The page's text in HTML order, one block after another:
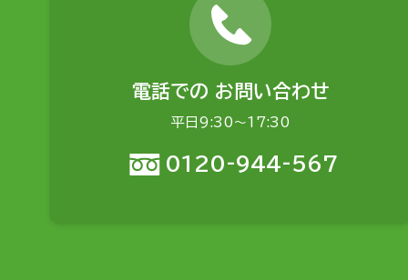
電話での お問い合わせ
平日9:30〜17:30
0120-944-567